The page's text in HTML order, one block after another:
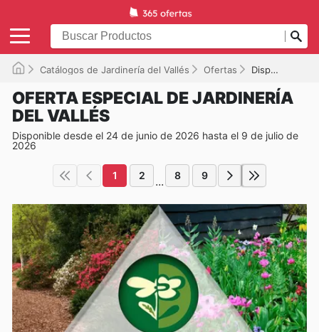
Catálogos de Jardinería del Vallés Ofertas Disponible hasta el 09/07/2026
OFERTA ESPECIAL DE JARDINERÍA
DEL VALLÉS
Disponible desde el 24 de junio de 2026 hasta el 9 de julio de
2026
1 2 ... 8 9